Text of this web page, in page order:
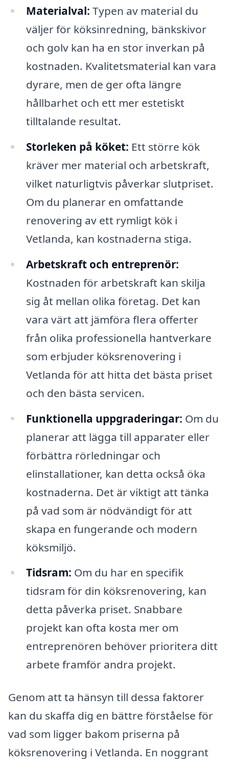
Materialval: Typen av material du
väljer för köksinredning, bänkskivor
och golv kan ha en stor inverkan på
kostnaden. Kvalitetsmaterial kan vara
dyrare, men de ger ofta längre
hållbarhet och ett mer estetiskt
tilltalande resultat.
Storleken på köket: Ett större kök
kräver mer material och arbetskraft,
vilket naturligtvis påverkar slutpriset.
Om du planerar en omfattande
renovering av ett rymligt kök i
Vetlanda, kan kostnaderna stiga.
Arbetskraft och entreprenör:
Kostnaden för arbetskraft kan skilja
sig åt mellan olika företag. Det kan
vara värt att jämföra flera offerter
från olika professionella hantverkare
som erbjuder köksrenovering i
Vetlanda för att hitta det bästa priset
och den bästa servicen.
Funktionella uppgraderingar: Om du
planerar att lägga till apparater eller
förbättra rörledningar och
elinstallationer, kan detta också öka
kostnaderna. Det är viktigt att tänka
på vad som är nödvändigt för att
skapa en fungerande och modern
köksmiljö.
Tidsram: Om du har en specifik
tidsram för din köksrenovering, kan
detta påverka priset. Snabbare
projekt kan ofta kosta mer om
entreprenören behöver prioritera ditt
arbete framför andra projekt.
Genom att ta hänsyn till dessa faktorer
kan du skaffa dig en bättre förståelse för
vad som ligger bakom priserna på
köksrenovering i Vetlanda. En noggrant